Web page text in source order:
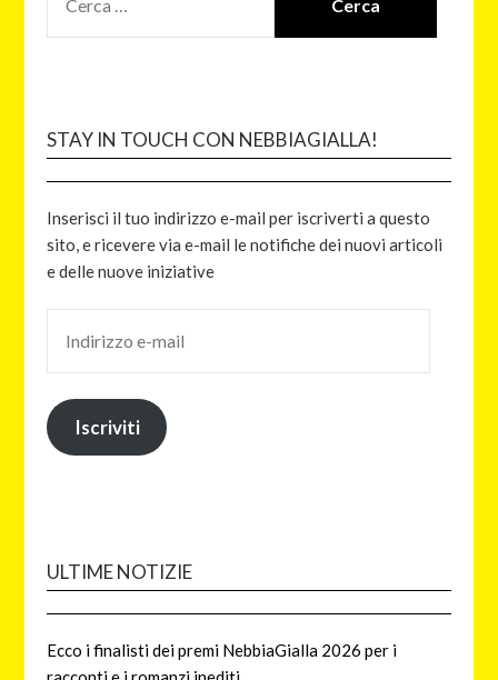
STAY IN TOUCH CON NEBBIAGIALLA!
Inserisci il tuo indirizzo e-mail per iscriverti a questo
sito, e ricevere via e-mail le notifiche dei nuovi articoli
e delle nuove iniziative
Iscriviti
ULTIME NOTIZIE
Ecco i finalisti dei premi NebbiaGialla 2026 per i